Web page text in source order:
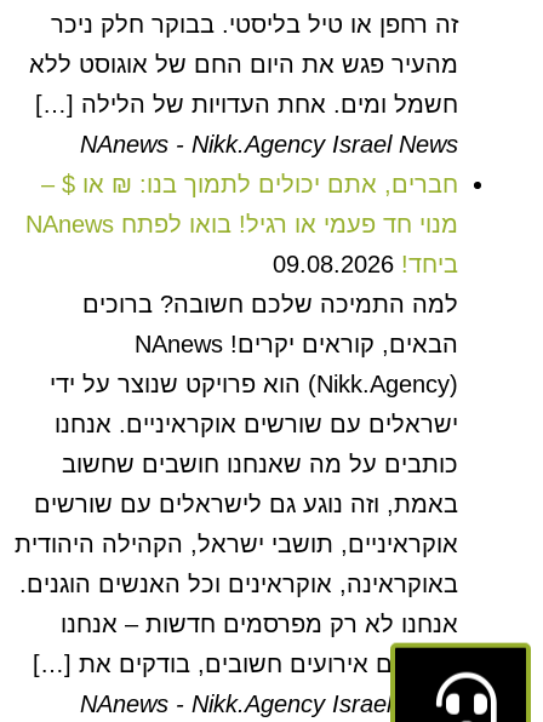
זה רחפן או טיל בליסטי. בבוקר חלק ניכר
מהעיר פגש את היום החם של אוגוסט ללא
חשמל ומים. אחת העדויות של הלילה […]
NAnews - Nikk.Agency Israel News
חברים, אתם יכולים לתמוך בנו: ₪ או $ –
מנוי חד פעמי או רגיל! בואו לפתח NAnews
ביחד! 09.08.2026
למה התמיכה שלכם חשובה? ברוכים
הבאים, קוראים יקרים! NAnews
(Nikk.Agency) הוא פרויקט שנוצר על ידי
ישראלים עם שורשים אוקראיניים. אנחנו
כותבים על מה שאנחנו חושבים שחשוב
באמת, וזה נוגע גם לישראלים עם שורשים
אוקראיניים, תושבי ישראל, הקהילה היהודית
באוקראינה, אוקראינים וכל האנשים הוגנים.
אנחנו לא רק מפרסמים חדשות – אנחנו
מנתחים אירועים חשובים, בודקים את […]
NAnews - Nikk.Agency Israel News